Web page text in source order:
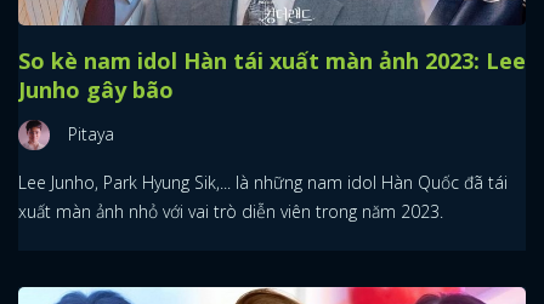
So kè nam idol Hàn tái xuất màn ảnh 2023: Lee
Junho gây bão
Pitaya
Lee Junho, Park Hyung Sik,... là những nam idol Hàn Quốc đã tái
xuất màn ảnh nhỏ với vai trò diễn viên trong năm 2023.